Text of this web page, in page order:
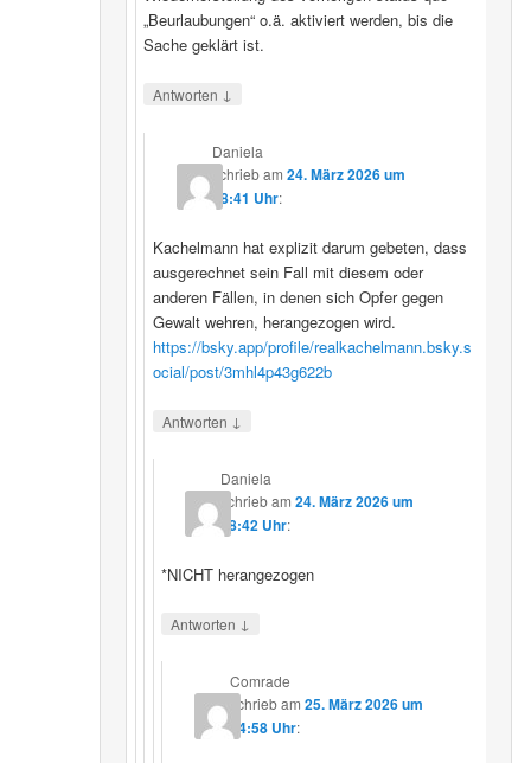
„Beurlaubungen“ o.ä. aktiviert werden, bis die
Sache geklärt ist.
Antworten ↓
Daniela
schriebam 24. März 2026 um
08:41 Uhr:
Kachelmann hat explizit darum gebeten, dass
ausgerechnet sein Fall mit diesem oder
anderen Fällen, in denen sich Opfer gegen
Gewalt wehren, herangezogen wird.
https://bsky.app/profile/realkachelmann.bsky.s
ocial/post/3mhl4p43g622b
Antworten ↓
Daniela
schriebam24. März 2026 um
08:42 Uhr:
*NICHT herangezogen
Antworten ↓
Comrade
schriebam 25. März 2026 um
14:58 Uhr: